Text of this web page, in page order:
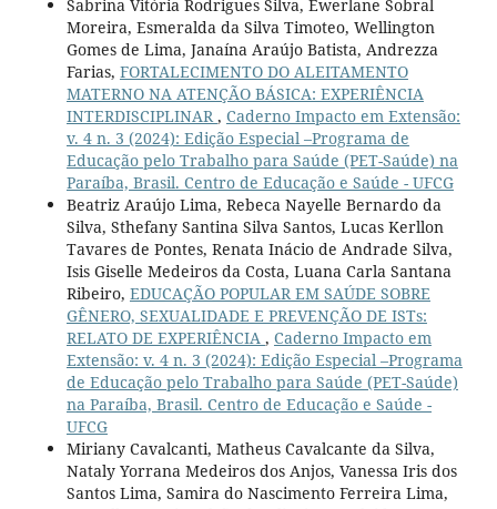
Sabrina Vitória Rodrigues Silva, Ewerlane Sobral
Moreira, Esmeralda da Silva Timoteo, Wellington
Gomes de Lima, Janaína Araújo Batista, Andrezza
Farias, FORTALECIMENTO DO ALEITAMENTO
MATERNO NA ATENÇÃO BÁSICA: EXPERIÊNCIA
INTERDISCIPLINAR , Caderno Impacto em Extensão:
v. 4 n. 3 (2024): Edição Especial –Programa de
Educação pelo Trabalho para Saúde (PET-Saúde) na
Paraíba, Brasil. Centro de Educação e Saúde - UFCG
Beatriz Araújo Lima, Rebeca Nayelle Bernardo da
Silva, Sthefany Santina Silva Santos, Lucas Kerllon
Tavares de Pontes, Renata Inácio de Andrade Silva,
Isis Giselle Medeiros da Costa, Luana Carla Santana
Ribeiro, EDUCAÇÃO POPULAR EM SAÚDE SOBRE
GÊNERO, SEXUALIDADE E PREVENÇÃO DE ISTs:
RELATO DE EXPERIÊNCIA , Caderno Impacto em
Extensão: v. 4 n. 3 (2024): Edição Especial –Programa
de Educação pelo Trabalho para Saúde (PET-Saúde)
na Paraíba, Brasil. Centro de Educação e Saúde -
UFCG
Miriany Cavalcanti, Matheus Cavalcante da Silva,
Nataly Yorrana Medeiros dos Anjos, Vanessa Iris dos
Santos Lima, Samira do Nascimento Ferreira Lima,